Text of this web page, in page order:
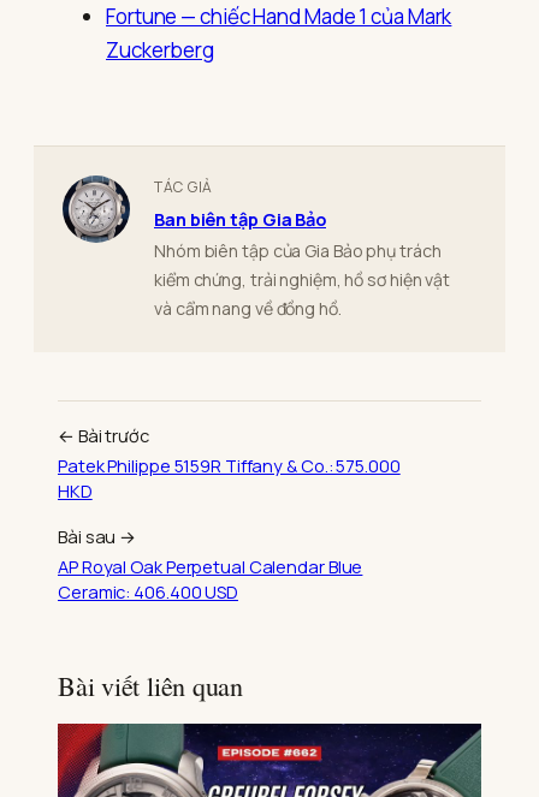
Fortune — chiếc Hand Made 1 của Mark
Zuckerberg
TÁC GIẢ
Ban biên tập Gia Bảo
Nhóm biên tập của Gia Bảo phụ trách
kiểm chứng, trải nghiệm, hồ sơ hiện vật
và cẩm nang về đồng hồ.
← Bài trước
Patek Philippe 5159R Tiffany & Co.: 575.000
HKD
Bài sau →
AP Royal Oak Perpetual Calendar Blue
Ceramic: 406.400 USD
Bài viết liên quan